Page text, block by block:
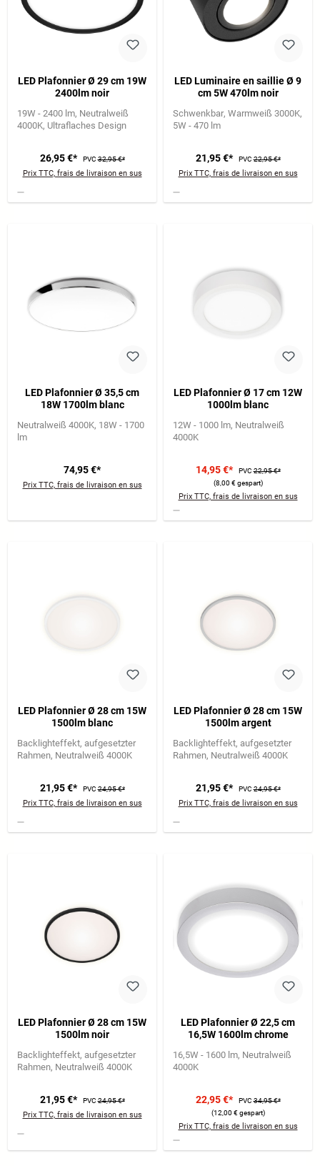
LED Plafonnier Ø 29 cm 19W
2400lm noir
19W - 2400 lm Neutralweiß
4000K Ultraflaches Design
26,95 €* PVC32,95 €*
Prix TTC, frais de livraison en sus
LED Luminaire en saillie Ø 9
cm 5W 470lm noir
Schwenkbar Warmweiß 3000K
5W - 470 lm
21,95 €* PVC22,95 €*
Prix TTC, frais de livraison en sus
LED Plafonnier Ø 35,5 cm
18W 1700lm blanc
Neutralweiß 4000K 18W - 1700
lm
74,95 €*
Prix TTC, frais de livraison en sus
LED Plafonnier Ø 17 cm 12W
1000lm blanc
12W - 1000 lm Neutralweiß
4000K
14,95 €* PVC22,95 €*
(8,00 € gespart)
Prix TTC, frais de livraison en sus
LED Plafonnier Ø 28 cm 15W
1500lm blanc
Backlighteffekt aufgesetzter
Rahmen Neutralweiß 4000K
21,95 €* PVC24,95 €*
Prix TTC, frais de livraison en sus
LED Plafonnier Ø 28 cm 15W
1500lm argent
Backlighteffekt aufgesetzter
Rahmen Neutralweiß 4000K
21,95 €* PVC24,95 €*
Prix TTC, frais de livraison en sus
LED Plafonnier Ø 28 cm 15W
1500lm noir
Backlighteffekt aufgesetzter
Rahmen Neutralweiß 4000K
21,95 €* PVC24,95 €*
Prix TTC, frais de livraison en sus
LED Plafonnier Ø 22,5 cm
16,5W 1600lm chrome
16,5W - 1600 lm Neutralweiß
4000K
22,95 €* PVC34,95 €*
(12,00 € gespart)
Prix TTC, frais de livraison en sus